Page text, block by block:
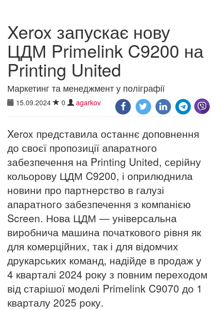
Xerox запускає нову
ЦДМ Primelink C9200 на
Printing United
Маркетинг та менеджмент у поліграфії
15.09.2024 0 agarkov
Xerox представила останнє доповнення
до своєї пропозиції апаратного
забезпечення на Printing United, серійну
кольорову ЦДМ C9200, і оприлюднила
новини про партнерство в галузі
апаратного забезпечення з компанією
Screen. Нова ЦДМ — універсальна
виробнича машина початкового рівня як
для комерційних, так і для відомчих
друкарських команд, надійде в продаж у
4 кварталі 2024 року з повним переходом
від старішої моделі Primelink C9070 до 1
кварталу 2025 року.